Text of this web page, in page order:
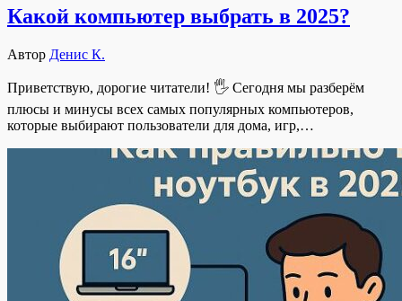
Какой компьютер выбрать в 2025?
Автор Денис К.
Приветствую, дорогие читатели! 🖐 Сегодня мы разберём
плюсы и минусы всех самых популярных компьютеров,
которые выбирают пользователи для дома, игр,…